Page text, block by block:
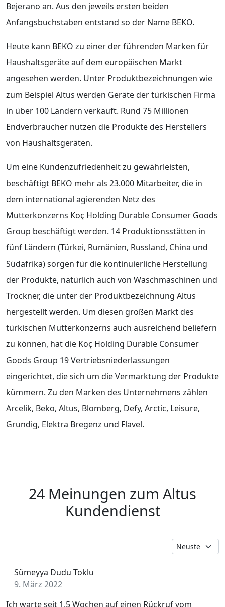
Bejerano an. Aus den jeweils ersten beiden
Anfangsbuchstaben entstand so der Name BEKO.
Heute kann BEKO zu einer der führenden Marken für
Haushaltsgeräte auf dem europäischen Markt
angesehen werden. Unter Produktbezeichnungen wie
zum Beispiel Altus werden Geräte der türkischen Firma
in über 100 Ländern verkauft. Rund 75 Millionen
Endverbraucher nutzen die Produkte des Herstellers
von Haushaltsgeräten.
Um eine Kundenzufriedenheit zu gewährleisten,
beschäftigt BEKO mehr als 23.000 Mitarbeiter, die in
dem international agierenden Netz des
Mutterkonzerns Koç Holding Durable Consumer Goods
Group beschäftigt werden. 14 Produktionsstätten in
fünf Ländern (Türkei, Rumänien, Russland, China und
Südafrika) sorgen für die kontinuierliche Herstellung
der Produkte, natürlich auch von Waschmaschinen und
Trockner, die unter der Produktbezeichnung Altus
hergestellt werden. Um diesen großen Markt des
türkischen Mutterkonzerns auch ausreichend beliefern
zu können, hat die Koç Holding Durable Consumer
Goods Group 19 Vertriebsniederlassungen
eingerichtet, die sich um die Vermarktung der Produkte
kümmern. Zu den Marken des Unternehmens zählen
Arcelik, Beko, Altus, Blomberg, Defy, Arctic, Leisure,
Grundig, Elektra Bregenz und Flavel.
24 Meinungen zum Altus
Kundendienst
Sümeyya Dudu Toklu
9. März 2022
Ich warte seit 1,5 Wochen auf einen Rückruf vom